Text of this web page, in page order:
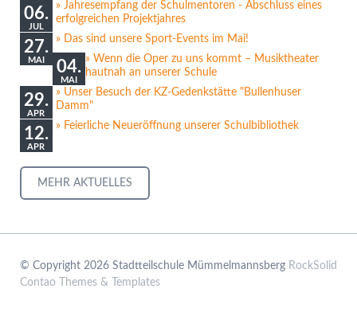
06.
JUL
Jahresempfang der Schulmentoren - Abschluss eines
erfolgreichen Projektjahres
27.
MAI
Das sind unsere Sport-Events im Mai!
04.
MAI
Wenn die Oper zu uns kommt – Musiktheater
hautnah an unserer Schule
29.
APR
Unser Besuch der KZ-Gedenkstätte "Bullenhuser
Damm"
12.
APR
Feierliche Neueröffnung unserer Schulbibliothek
MEHR AKTUELLES
© Copyright 2026 Stadtteilschule Mümmelmannsberg RockSolid
Contao Themes & Templates